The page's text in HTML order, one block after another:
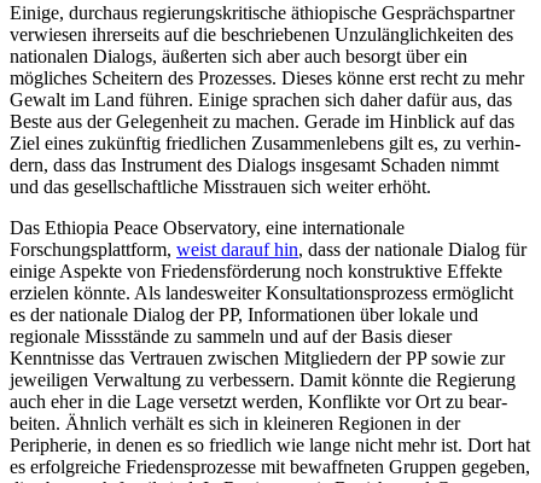
Einige, durchaus regierungskritische äthio­pische Gesprächspartner
verwiesen ihrer­seits auf die beschriebenen Unzulänglichkeiten des
nationalen Dialogs, äußerten sich aber auch besorgt über ein
mögliches Schei­tern des Prozesses. Dieses könne erst recht zu mehr
Gewalt im Land führen. Einige sprachen sich daher dafür aus, das
Beste aus der Gelegenheit zu machen. Gerade im Hinblick auf das
Ziel eines zu­künftig fried­lichen Zusammenlebens gilt es, zu verhin­
dern, dass das Instrument des Dia­logs insgesamt Schaden nimmt
und das gesell­schaft­liche Misstrauen sich weiter erhöht.
Das Ethiopia Peace Observatory, eine internationale
Forschungsplattform, weist darauf hin, dass der nationale Dialog für
einige Aspekte von Friedensförderung noch konstruktive Effekte
erzielen könnte. Als landesweiter Konsultationsprozess er­mög­licht
es der nationale Dialog der PP, Infor­mationen über lokale und
regionale Miss­stände zu sammeln und auf der Basis dieser
Kenntnisse das Vertrauen zwischen Mit­gliedern der PP sowie zur
jewei­ligen Ver­wal­tung zu verbessern. Damit könnte die Regierung
auch eher in die Lage versetzt werden, Kon­flikte vor Ort zu bear­
beiten. Ähnlich verhält es sich in kleineren Regio­nen in der
Peripherie, in denen es so fried­lich wie lange nicht mehr ist. Dort hat
es erfolgreiche Frie­densprozesse mit bewaffneten Gruppen gegeben,